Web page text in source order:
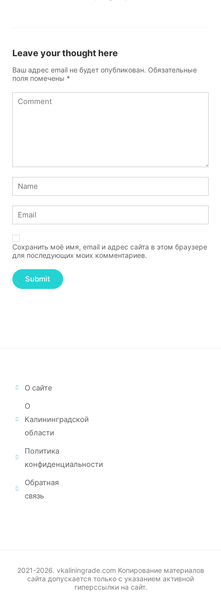
Leave your thought here
Ваш адрес email не будет опубликован. Обязательные
поля помечены *
Сохранить моё имя, email и адрес сайта в этом браузере
для последующих моих комментариев.
О сайте
О
Калининградской
области
Политика
конфиденциальности
Обратная
связь
2021-2026. vkaliningrade.com Копирование материалов
сайта допускается только с указанием активной
гиперссылки на сайт.